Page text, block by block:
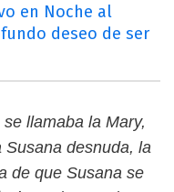
en Noche al
deseo de ser
llamaba la Mary,
desnuda, la
de que Susana se